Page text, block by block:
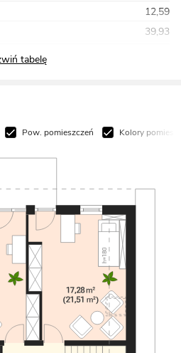
12,59
39,93
Pow. pomieszczeń Kolory